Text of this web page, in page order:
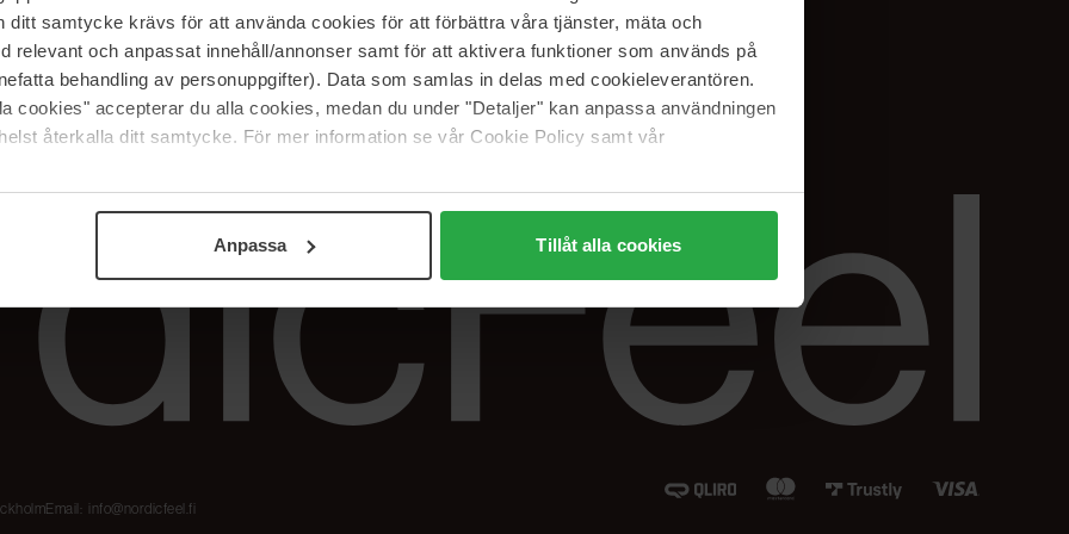
ditt samtycke krävs för att använda cookies för att förbättra våra tjänster, mäta och
relevant och anpassat innehåll/annonser samt för att aktivera funktioner som används på
behandling av personuppgifter). Data som samlas in delas med cookieleverantören.
cookies" accepterar du alla cookies, medan du under "Detaljer" kan anpassa användningen
återkalla ditt samtycke. För mer information se vår Cookie Policy samt vår
Anpassa Tillåt alla cookies
The Beauty Edit
Työskentele
NordicFeel Groupissa
reklamaatiot
Facebook
LinkedIn
Email: info@nordicfeel.fi